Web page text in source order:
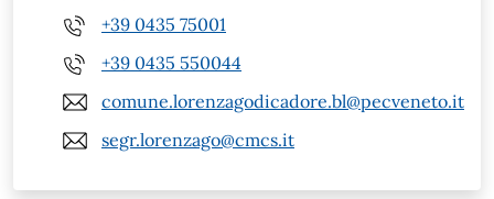
+39 0435 75001
+39 0435 550044
comune.lorenzagodicadore.bl@pecveneto.it
segr.lorenzago@cmcs.it